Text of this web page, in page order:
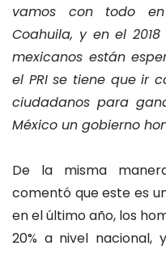
vamos con todo
Coahuila, y en el
mexicanos están
el PRI se tiene que ir
ciudadanos para
México un gobierno
De la misma
comentó que este es
en el último año, los
20% a nivel